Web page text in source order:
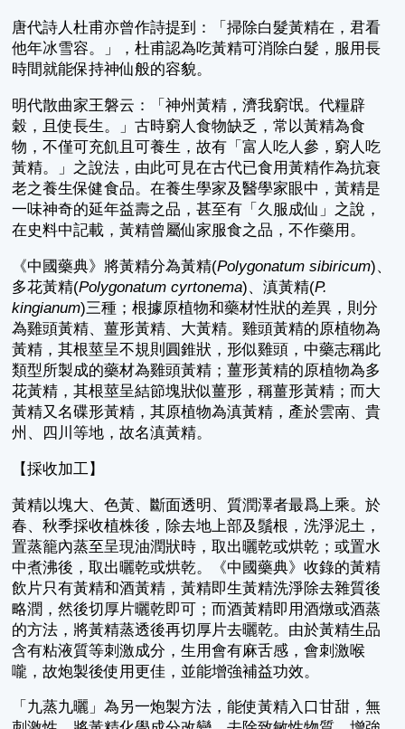
唐代詩人杜甫亦曾作詩提到：「掃除白髮黃精在，君看
他年冰雪容。」，杜甫認為吃黃精可消除白髮，服用長
時間就能保持神仙般的容貌。
明代散曲家王磐云：「神州黃精，濟我窮氓。代糧辟
穀，且使長生。」古時窮人食物缺乏，常以黃精為食
物，不僅可充飢且可養生，故有「富人吃人參，窮人吃
黃精。」之說法，由此可見在古代已食用黃精作為抗衰
老之養生保健食品。在養生學家及醫學家眼中，黃精是
一味神奇的延年益壽之品，甚至有「久服成仙」之說，
在史料中記載，黃精曾屬仙家服食之品，不作藥用。
《中國藥典》將黃精分為黃精(Polygonatum sibiricum)、
多花黃精(Polygonatum cyrtonema)、滇黃精(P.
kingianum)三種；根據原植物和藥材性狀的差異，則分
為雞頭黃精、薑形黃精、大黃精。雞頭黃精的原植物為
黃精，其根莖呈不規則圓錐狀，形似雞頭，中藥志稱此
類型所製成的藥材為雞頭黃精；薑形黃精的原植物為多
花黃精，其根莖呈結節塊狀似薑形，稱薑形黃精；而大
黃精又名碟形黃精，其原植物為滇黃精，產於雲南、貴
州、四川等地，故名滇黃精。
【採收加工】
黃精以塊大、色黃、斷面透明、質潤澤者最爲上乘。於
春、秋季採收植株後，除去地上部及鬚根，洗淨泥土，
置蒸籠內蒸至呈現油潤狀時，取出曬乾或烘乾；或置水
中煮沸後，取出曬乾或烘乾。《中國藥典》收錄的黃精
飲片只有黃精和酒黃精，黃精即生黃精洗淨除去雜質後
略潤，然後切厚片曬乾即可；而酒黃精即用酒燉或酒蒸
的方法，將黃精蒸透後再切厚片去曬乾。由於黃精生品
含有粘液質等刺激成分，生用會有麻舌感，會刺激喉
嚨，故炮製後使用更佳，並能增強補益功效。
「九蒸九曬」為另一炮製方法，能使黃精入口甘甜，無